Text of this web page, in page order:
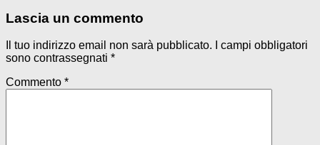
Lascia un commento
Il tuo indirizzo email non sarà pubblicato.
I campi obbligatori
sono contrassegnati *
Commento *